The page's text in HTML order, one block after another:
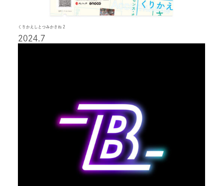
くりかえしとつみかさね 2
2024.7